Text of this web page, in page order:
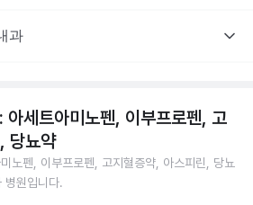
과
아세트아미노펜, 이부프로펜, 고
당뇨약
노펜, 이부프로펜, 고지혈증약, 아스피린, 당뇨
병원입니다.